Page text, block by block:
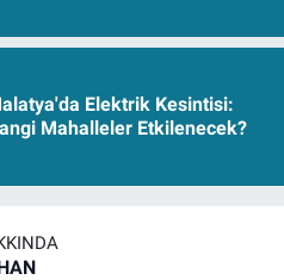
Elektrik Kesintisi:
Mahalleler Etkilenecek?